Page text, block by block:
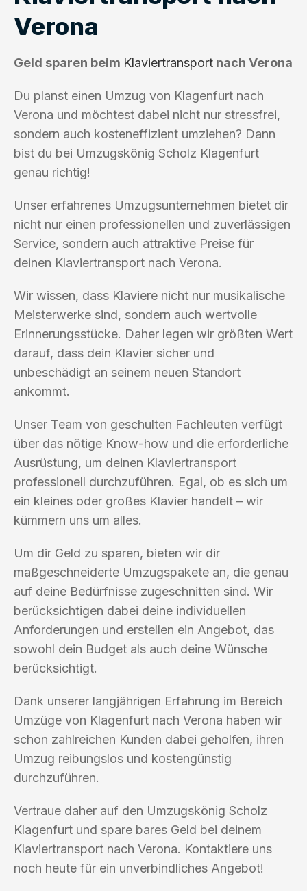
Verona
Geld sparen beim Klaviertransport nach Verona
Du planst einen Umzug von Klagenfurt nach
Verona und möchtest dabei nicht nur stressfrei,
sondern auch kosteneffizient umziehen? Dann
bist du bei Umzugskönig Scholz Klagenfurt
genau richtig!
Unser erfahrenes Umzugsunternehmen bietet dir
nicht nur einen professionellen und zuverlässigen
Service, sondern auch attraktive Preise für
deinen Klaviertransport nach Verona.
Wir wissen, dass Klaviere nicht nur musikalische
Meisterwerke sind, sondern auch wertvolle
Erinnerungsstücke. Daher legen wir größten Wert
darauf, dass dein Klavier sicher und
unbeschädigt an seinem neuen Standort
ankommt.
Unser Team von geschulten Fachleuten verfügt
über das nötige Know-how und die erforderliche
Ausrüstung, um deinen Klaviertransport
professionell durchzuführen. Egal, ob es sich um
ein kleines oder großes Klavier handelt – wir
kümmern uns um alles.
Um dir Geld zu sparen, bieten wir dir
maßgeschneiderte Umzugspakete an, die genau
auf deine Bedürfnisse zugeschnitten sind. Wir
berücksichtigen dabei deine individuellen
Anforderungen und erstellen ein Angebot, das
sowohl dein Budget als auch deine Wünsche
berücksichtigt.
Dank unserer langjährigen Erfahrung im Bereich
Umzüge von Klagenfurt nach Verona haben wir
schon zahlreichen Kunden dabei geholfen, ihren
Umzug reibungslos und kostengünstig
durchzuführen.
Vertraue daher auf den Umzugskönig Scholz
Klagenfurt und spare bares Geld bei deinem
Klaviertransport nach Verona. Kontaktiere uns
noch heute für ein unverbindliches Angebot!